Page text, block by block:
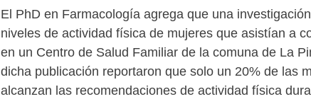
El PhD en Farmacología agrega que una
niveles de actividad física de mujeres que asistían a
en un Centro de Salud Familiar de la comuna de La
dicha publicación reportaron que solo un 20% de las
alcanzan las recomendaciones de actividad física